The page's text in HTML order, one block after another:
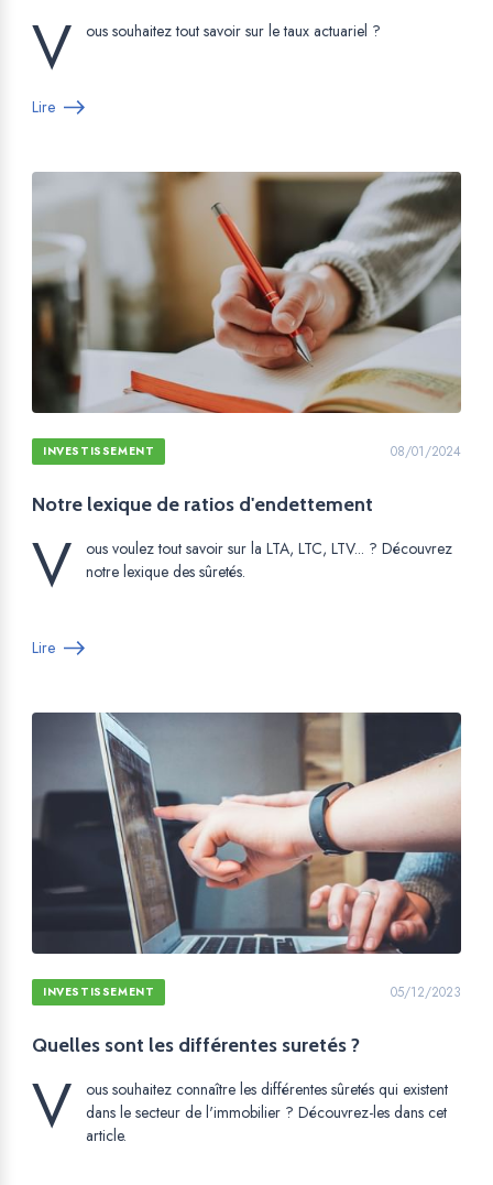
V ous souhaitez tout savoir sur le taux actuariel ?
Lire
INVESTISSEMENT 08/01/2024
Notre lexique de ratios d'endettement
V
ous voulez tout savoir sur la LTA, LTC, LTV... ? Découvrez
notre lexique des sûretés.
Lire
INVESTISSEMENT 05/12/2023
Quelles sont les différentes suretés ?
V
ous souhaitez connaître les différentes sûretés qui existent
dans le secteur de l'immobilier ? Découvrez-les dans cet
article.